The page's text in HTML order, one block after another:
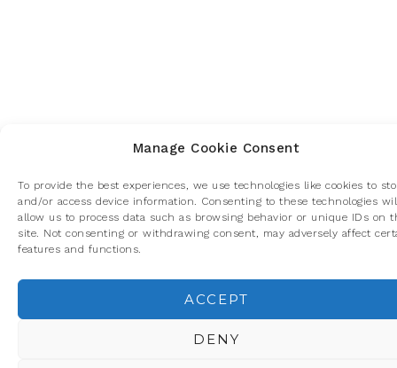
Manage Cookie Consent
To provide the best experiences, we use technologies like cookies to
and/or access device information. Consenting to these technologies
allow us to process data such as browsing behavior or unique IDs on
site. Not consenting or withdrawing consent, may adversely affect
features and functions.
ACCEPT
DENY